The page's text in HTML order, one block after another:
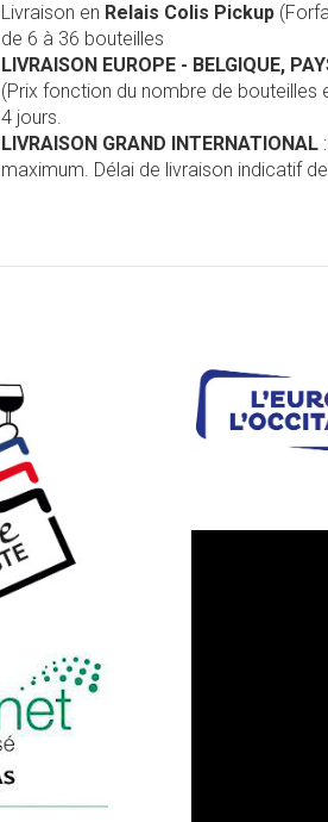
Livraison en Relais Colis Pickup
de 6 à 36 bouteilles
LIVRAISON EUROPE - BELGIQUE,
(Prix fonction du nombre de
4 jours.
LIVRAISON GRAND INTERNATIONAL
maximum. Délai de livraison indicatif